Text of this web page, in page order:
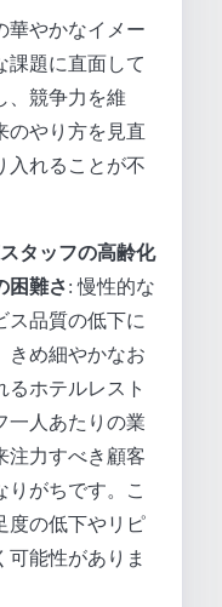
華やかなイメー
課題に直面して
、競争力を維
のやり方を見直
入れることが不
タッフの高齢化
困難さ: 慢性的な
ス品質の低下に
きめ細やかなお
るホテルレスト
一人あたりの業
注力すべき顧客
りがちです。こ
度の低下やリピ
可能性がありま